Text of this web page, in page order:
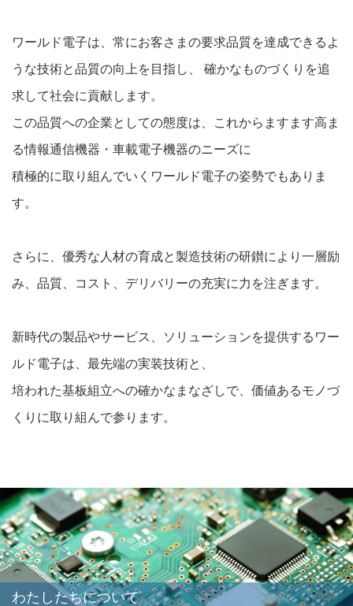
ワールド電子は、常にお客さまの要求品質を達成できるよ
うな技術と品質の向上を目指し、 確かなものづくりを追
求して社会に貢献します。
この品質への企業としての態度は、これからますます高ま
る情報通信機器・車載電子機器のニーズに
積極的に取り組んでいくワールド電子の姿勢でもありま
す。
さらに、優秀な人材の育成と製造技術の研鑚により一層励
み、品質、コスト、デリバリーの充実に力を注ぎます。
新時代の製品やサービス、ソリューションを提供するワー
ルド電子は、最先端の実装技術と、
培われた基板組立への確かなまなざしで、価値あるモノづ
くりに取り組んで参ります。
わたしたちについて